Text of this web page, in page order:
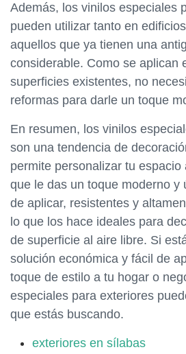
Además, los vinilos especiales
pueden utilizar tanto en
aquellos que ya tienen una
considerable. Como se aplican
superficies existentes, no
reformas para darle un toque
En resumen, los vinilos
son una tendencia de
permite personalizar tu espacio
que le das un toque moderno y
de aplicar, resistentes y
lo que los hace ideales para
de superficie al aire libre. Si
solución económica y fácil de
toque de estilo a tu hogar o
especiales para exteriores
que estás buscando.
exteriores en sílabas